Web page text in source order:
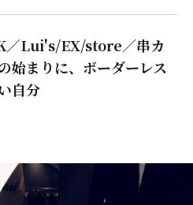
Lui's/EX/store／串カ
始まりに、ボーダーレス
自分